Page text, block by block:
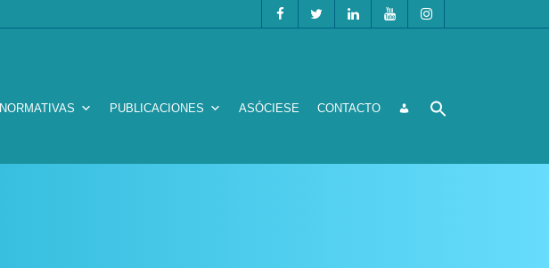
NORMATIVAS PUBLICACIONES ASÓCIESE CONTACTO